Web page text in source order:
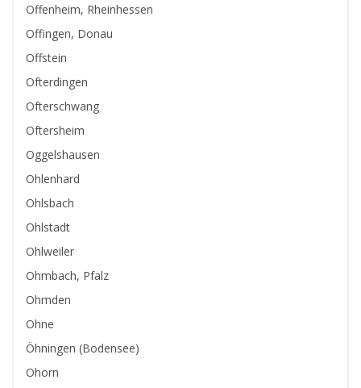
Offenheim, Rheinhessen
Offingen, Donau
Offstein
Ofterdingen
Ofterschwang
Oftersheim
Oggelshausen
Ohlenhard
Ohlsbach
Ohlstadt
Ohlweiler
Ohmbach, Pfalz
Ohmden
Ohne
Öhningen (Bodensee)
Ohorn